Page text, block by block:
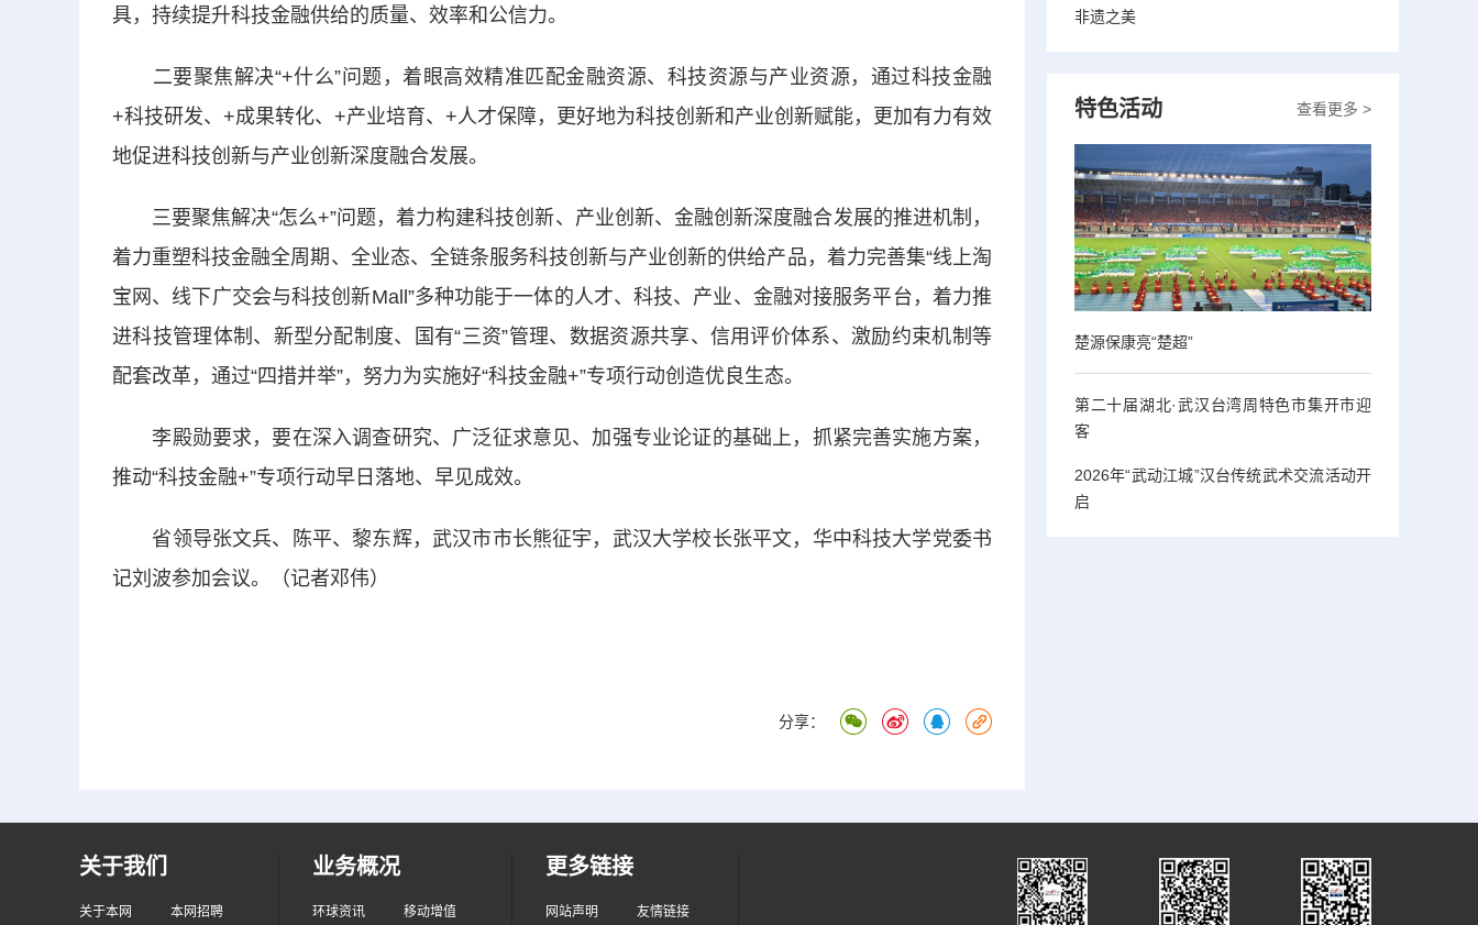
具，持续提升科技金融供给的质量、效率和公信力。
二要聚焦解决“+什么”问题，着眼高效精准匹配金融资源、科技资源与产业资源，通过科技金融
+科技研发、+成果转化、+产业培育、+人才保障，更好地为科技创新和产业创新赋能，更加有力有效
地促进科技创新与产业创新深度融合发展。
三要聚焦解决“怎么+”问题，着力构建科技创新、产业创新、金融创新深度融合发展的推进机制，
着力重塑科技金融全周期、全业态、全链条服务科技创新与产业创新的供给产品，着力完善集“线上淘
宝网、线下广交会与科技创新Mall”多种功能于一体的人才、科技、产业、金融对接服务平台，着力推
进科技管理体制、新型分配制度、国有“三资”管理、数据资源共享、信用评价体系、激励约束机制等
配套改革，通过“四措并举”，努力为实施好“科技金融+”专项行动创造优良生态。
李殿勋要求，要在深入调查研究、广泛征求意见、加强专业论证的基础上，抓紧完善实施方案，
推动“科技金融+”专项行动早日落地、早见成效。
省领导张文兵、陈平、黎东辉，武汉市市长熊征宇，武汉大学校长张平文，华中科技大学党委书
记刘波参加会议。（记者邓伟）
分享：
非遗之美
查看更多 >
特色活动
楚源保康亮“楚超”
第二十届湖北·武汉台湾周特色市集开市迎
客
2026年“武动江城”汉台传统武术交流活动开
启
关于我们
关于本网 本网招聘
业务概况
环球资讯 移动增值
更多链接
网站声明 友情链接